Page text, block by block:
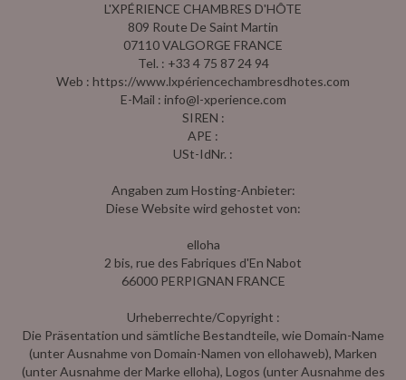
L'XPÉRIENCE CHAMBRES D'HÔTE
809 Route De Saint Martin
07110 VALGORGE FRANCE
Tel. : +33 4 75 87 24 94
Web : https://www.lxpériencechambresdhotes.com
E-Mail : info@l-xperience.com
SIREN :
APE :
USt-IdNr. :
Angaben zum Hosting-Anbieter:
Diese Website wird gehostet von:
elloha
2 bis, rue des Fabriques d'En Nabot
66000 PERPIGNAN FRANCE
Urheberrechte/Copyright :
Die Präsentation und sämtliche Bestandteile, wie Domain-Name
(unter Ausnahme von Domain-Namen von ellohaweb), Marken
(unter Ausnahme der Marke elloha), Logos (unter Ausnahme des